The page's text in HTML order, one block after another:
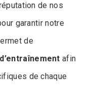
de nos
garantir notre
de
afin
de chaque